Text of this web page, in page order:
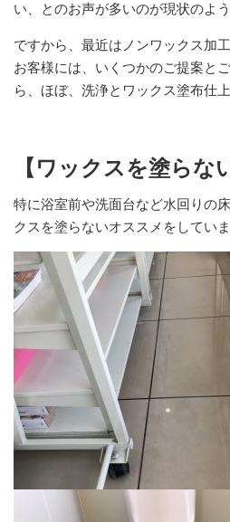
い、とのお声が多いのが現状のよう
ですから、最近はノンワックス加
お客様には、いくつかのご提案と
ら、ほぼ、洗浄とワックス塗布仕
【ワックスを塗らな
特に浴室前や洗面台など水回りの
クスを塗らないオススメをしていま